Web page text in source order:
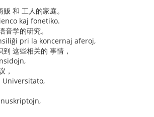
和 工人的家庭。
kaj fonetiko.
音学的研究。
pri la koncernaj aferoj,
这些相关的 事情，
，